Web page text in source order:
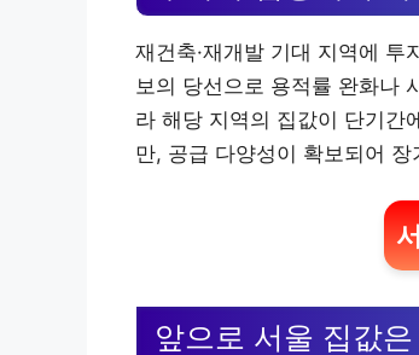
재건축·재개발 기대 지역에
보의 당선으로 용적률 완화나
라 해당 지역의 집값이 단기간
만, 공급 다양성이 확보되어
앞으로 서울 집값